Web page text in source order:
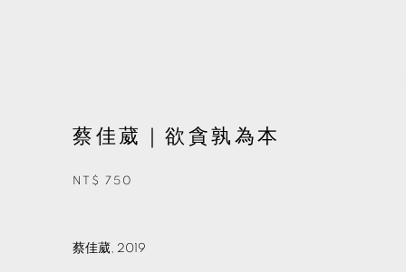
蔡佳葳｜欲貪孰為本
NT$ 750
蔡佳葳, 2019